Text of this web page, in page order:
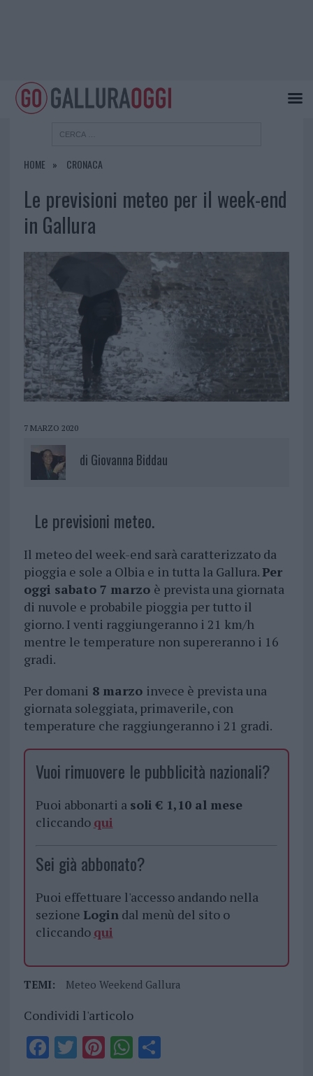
HOME CRONACA
Le previsioni meteo per il week-end
in Gallura
7 MARZO 2020
di Giovanna Biddau
Le previsioni meteo.
Il meteo del week-end sarà caratterizzato da
pioggia e sole a Olbia e in tutta la Gallura.Per
oggi sabato 7 marzo è prevista una giornata
di nuvole e probabile pioggia per tutto il
giorno. I venti raggiungeranno i 21 km/h
mentre le temperature non supereranno i 16
gradi.
Per domani 8 marzo invece è prevista una
giornata soleggiata, primaverile, con
temperature che raggiungeranno i 21 gradi.
Vuoi rimuovere le pubblicità nazionali?
Puoi abbonarti a soli € 1,10 al mese
cliccando qui
Sei già abbonato?
Puoi effettuare l'accesso andando nella
sezione Logindal menù del sito o
cliccando qui
TEMI: Meteo Weekend Gallura
Condividi l'articolo
F T PiWS